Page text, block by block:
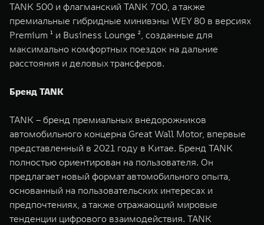
WEY 80
Масштаб возможностей
от 6 449 000 ₽
WEY 80
Масштаб
TANK 500 и флагманский TANK 700, а также
премиальные гибридные минивэны WEY 80 в версиях
Premium ¹ и Business Lounge ², созданные для
максимально комфортных поездок на дальние
расстояния и деловых трансферов.
Бренд TANK
TANK – бренд премиальных внедорожников
автомобильного концерна Great Wall Motor, впервые
представленный в 2021 году в Китае. Бренд TANK
полностью ориентирован на пользователя. Он
предлагает новый формат автомобильного опыта,
основанный на пользовательских интересах и
предпочтениях, а также отражающий мировые
тенденции цифрового взаимодействия. TANK